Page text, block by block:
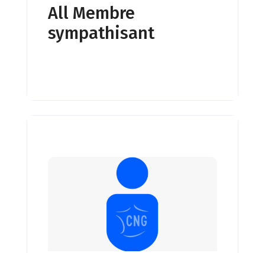
All Membre
sympathisant